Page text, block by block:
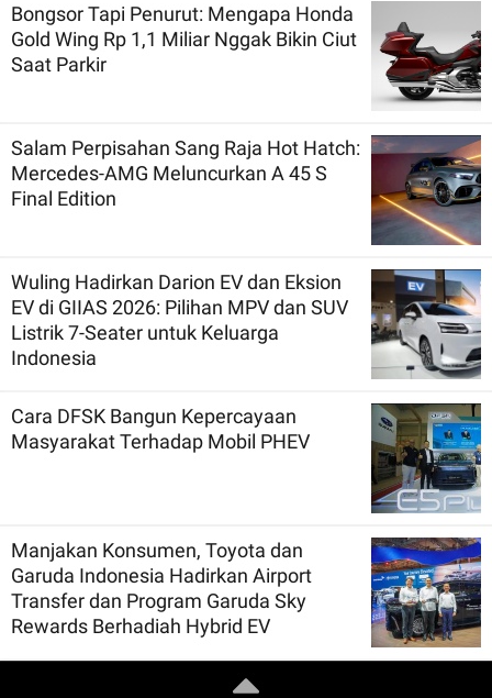
Bongsor Tapi Penurut: Mengapa Honda
Gold Wing Rp 1,1 Miliar Nggak Bikin Ciut
Saat Parkir
Salam Perpisahan Sang Raja Hot Hatch:
Mercedes-AMG Meluncurkan A 45 S
Final Edition
Wuling Hadirkan Darion EV dan Eksion
EV di GIIAS 2026: Pilihan MPV dan SUV
Listrik 7-Seater untuk Keluarga
Indonesia
Cara DFSK Bangun Kepercayaan
Masyarakat Terhadap Mobil PHEV
Manjakan Konsumen, Toyota dan
Garuda Indonesia Hadirkan Airport
Transfer dan Program Garuda Sky
Rewards Berhadiah Hybrid EV